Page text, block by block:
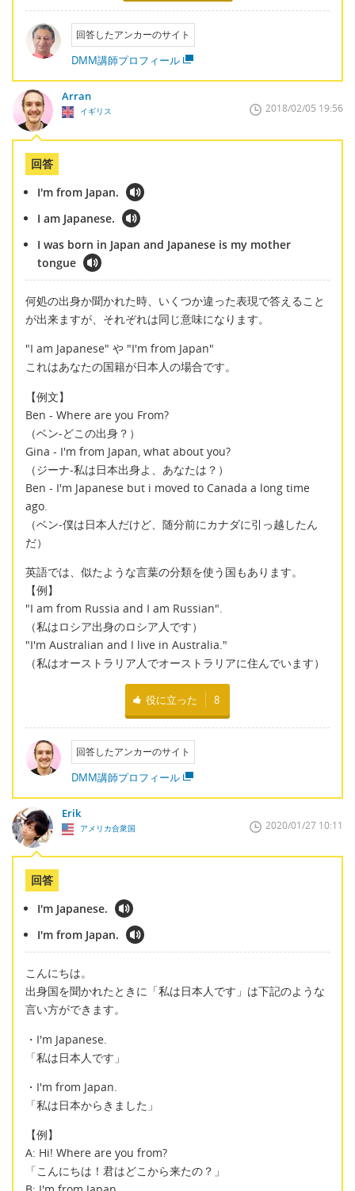
回答したアンカーのサイト
DMM講師プロフィール
Arran
イギリス 2018/02/05 19:56
回答
I'm from Japan.
I am Japanese.
I was born in Japan and Japanese is my mother
tongue
何処の出身か聞かれた時、いくつか違った表現で答えること
が出来ますが、それぞれは同じ意味になります。
"I am Japanese" や "I'm from Japan"
これはあなたの国籍が日本人の場合です。
【例文】
Ben - Where are you From?
（ベン-どこの出身？）
Gina - I'm from Japan, what about you?
（ジーナ-私は日本出身よ、あなたは？）
Ben - I'm Japanese but i moved to Canada a long time
ago.
（ベン-僕は日本人だけど、随分前にカナダに引っ越したん
だ）
英語では、似たような言葉の分類を使う国もあります。
【例】
"I am from Russia and I am Russian".
（私はロシア出身のロシア人です）
"I'm Australian and I live in Australia."
（私はオーストラリア人でオーストラリアに住んでいます）
役に立った 8
回答したアンカーのサイト
DMM講師プロフィール
Erik
アメリカ合衆国 2020/01/27 10:11
回答
I'm Japanese.
I'm from Japan.
こんにちは。
出身国を聞かれたときに「私は日本人です」は下記のような
言い方ができます。
・I'm Japanese.
「私は日本人です」
・I'm from Japan.
「私は日本からきました」
【例】
A: Hi! Where are you from?
「こんにちは！君はどこから来たの？」